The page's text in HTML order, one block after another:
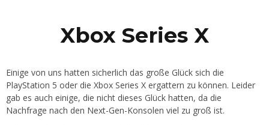
Xbox Series X
Einige von uns hatten sicherlich das große Glück sich die
PlayStation 5 oder die Xbox Series X ergattern zu können. Leider
gab es auch einige, die nicht dieses Glück hatten, da die
Nachfrage nach den Next-Gen-Konsolen viel zu groß ist.